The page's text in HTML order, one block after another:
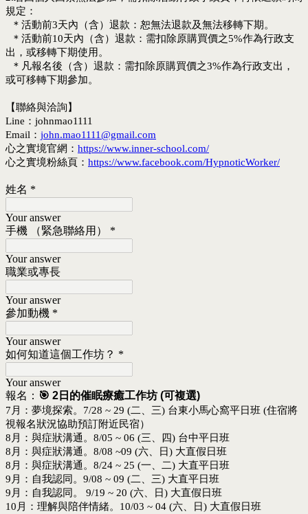
規定：
＊活動前3天內（含）退款：恕無法退款及無法移轉下期。
＊活動前10天內（含）退款：需扣除原購買價之5%作為行政支
出，或移轉下期使用。
＊凡報名後（含）退款：需扣除原購買價之3%作為行政支出，
或可移轉下期參加。
【聯絡與洽詢】
Line：johnmao1111
Email： john.mao1111@gmail.com
心之實境官網： https://www.inner-school.com/
心之實境粉絲頁： https://www.facebook.com/HypnoticWorker/
姓名 *
Your answer
手機 （緊急聯絡用）
*
Your answer
職業或專長
Your answer
參加動機 *
Your answer
如何知道這個工作坊？ *
Your answer
報名： 🎯 2日的催眠療癒工作坊 (可複選)
7月：夢境探索。7/28 ~ 29 (二、三) 台東小馬心窩平日班 (住宿將
視報名狀況協助預訂附近民宿）
8月：與症狀溝通。8/05 ~ 06 (三、四) 台中平日班
8月：與症狀溝通。8/08 ~09 (六、日) 大直假日班
8月：與症狀溝通。8/24 ~ 25 (一、二) 大直平日班
9月：自我認同。9/08 ~ 09 (二、三) 大直平日班
9月：自我認同。 9/19 ~ 20 (六、日) 大直假日班
10月：理解與陪伴情緒。10/03 ~ 04 (六、日) 大直假日班